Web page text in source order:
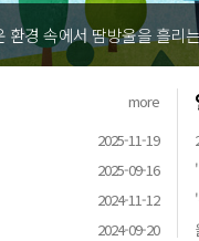
환경 속에서 땀방울을 흘리
more
2025-11-19
2025-09-16
2024-11-12
2024-09-20